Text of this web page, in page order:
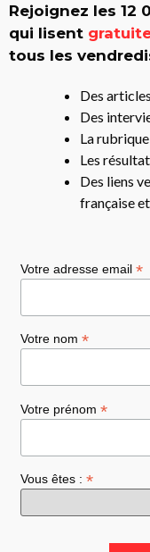
Rejoignez les 12
qui lisent
tous les
Des
Des
La
Les
Des liens
française
Votre adresse email *
Votre nom *
Votre prénom *
Vous êtes : *